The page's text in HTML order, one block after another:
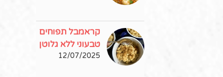
קראמבל תפוחים
טבעוני ללא גלוטן
12/07/2025